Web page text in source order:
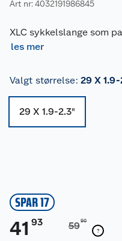
Art nr: 4032191986845
XLC sykkelslange som
les mer
Valgt størrelse: 29 X
29 X 1.9-2.3"
SPAR 17
41 93 5990